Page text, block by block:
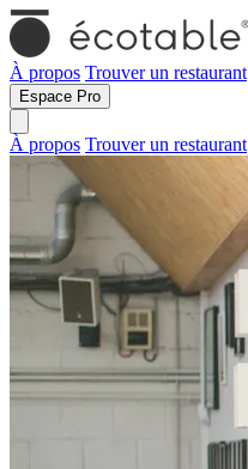
À propos Trouver un restaurant
Espace Pro
À propos Trouver un restaurant